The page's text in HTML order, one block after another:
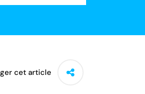
cet article